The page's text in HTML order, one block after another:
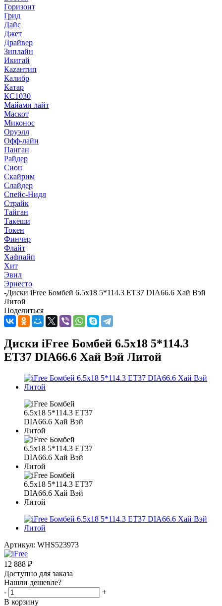
Горизонт
Грид
Дайс
Джет
Драйвер
Зиплайн
Икигай
Кazaнтип
Калибр
Катар
КС1030
Майами лайт
Маскот
Миконос
Оруэлл
Офф-лайн
Панган
Райдер
Сион
Скайрим
Слайдер
Спейс-Нидл
Страйк
Тайган
Такеши
Токен
Финчер
Флайт
Хафпайп
Хит
Эвил
Эрнесто
-Диски iFree Бомбей 6.5x18 5*114.3 ET37 DIA66.6 Хай Вэй
Литой
Поделиться
Диски iFree Бомбей 6.5x18 5*114.3
ET37 DIA66.6 Хай Вэй Литой
Артикул: WHS523973
12 888 ₽
Доступно для заказа
Нашли дешевле?
-
+
В корзину